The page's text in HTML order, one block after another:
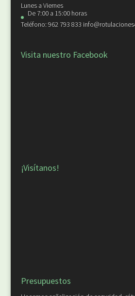
Lunes a Viernes
De 7:00 a 15:00 horas
Teléfono: 962 793 833
Visita nuestro Facebook
¡Visítanos!
Presupuestos